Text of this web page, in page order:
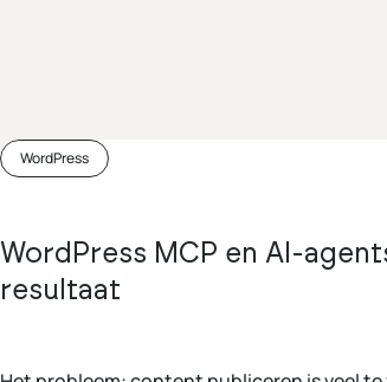
WordPress
WordPress MCP en AI-
resultaat